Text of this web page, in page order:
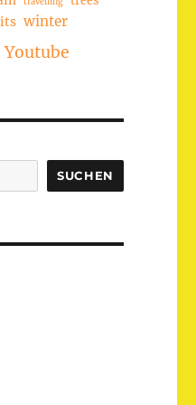
winter
Youtube
SUCHEN